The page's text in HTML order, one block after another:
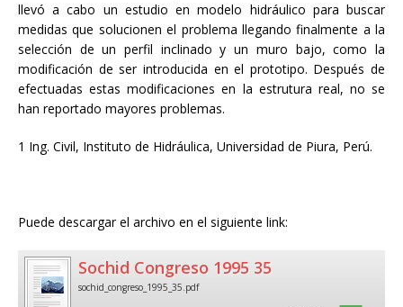
llevó a cabo un estudio en modelo hidráulico para buscar
medidas que solucionen el problema llegando finalmente a la
selección de un perfil inclinado y un muro bajo, como la
modificación de ser introducida en el prototipo. Después de
efectuadas estas modificaciones en la estrutura real, no se
han reportado mayores problemas.
1 Ing. Civil, Instituto de Hidráulica, Universidad de Piura, Perú.
Puede descargar el archivo en el siguiente link:
Sochid Congreso 1995 35
sochid_congreso_1995_35.pdf